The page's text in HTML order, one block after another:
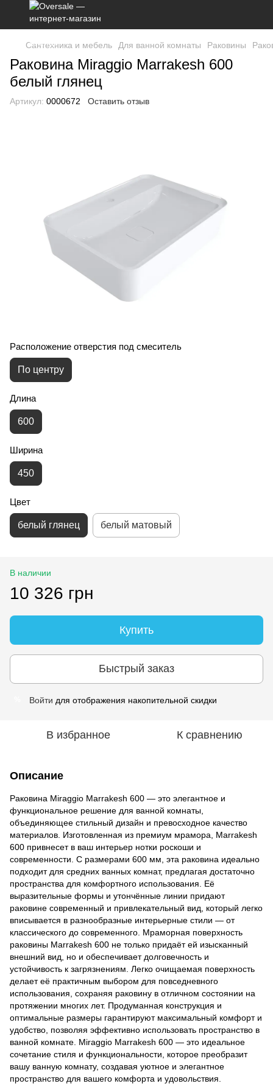
Сантехника и мебель Для ванной комнаты Раковины
Раковина Miraggio Marrakesh 600
белый глянец
Артикул: 0000672 Оставить отзыв
Расположение отверстия под смеситель
По центру
Длина
600
Ширина
450
Цвет
белый глянец белый матовый
В наличии
10 326 грн
Купить
Быстрый заказ
Войти для отображения накопительной скидки
В избранное К сравнению
Описание
Раковина Miraggio Marrakesh 600 — это элегантное и
функциональное решение для ванной комнаты,
объединяющее стильный дизайн и превосходное качество
материалов. Изготовленная из премиум мрамора, Marrakesh
600 привнесет в ваш интерьер нотки роскоши и
современности. С размерами 600 мм, эта раковина идеально
подходит для средних ванных комнат, предлагая достаточно
пространства для комфортного использования. Её
выразительные формы и утончённые линии придают
раковине современный и привлекательный вид, который легко
вписывается в разнообразные интерьерные стили — от
классического до современного. Мраморная поверхность
раковины Marrakesh 600 не только придаёт ей изысканный
внешний вид, но и обеспечивает долговечность и
устойчивость к загрязнениям. Легко очищаемая поверхность
делает её практичным выбором для повседневного
использования, сохраняя раковину в отличном состоянии на
протяжении многих лет. Продуманная конструкция и
оптимальные размеры гарантируют максимальный комфорт и
удобство, позволяя эффективно использовать пространство в
ванной комнате. Miraggio Marrakesh 600 — это идеальное
сочетание стиля и функциональности, которое преобразит
вашу ванную комнату, создавая уютное и элегантное
пространство для вашего комфорта и удовольствия.